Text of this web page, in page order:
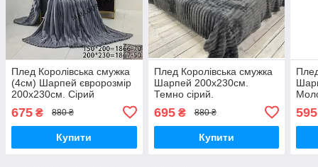
Плед Королівська смужка
(4см) Шарпей євророзмір
200х230см. Сірий
675 ₴ 880 ₴
Купити
Плед Королівська смужка
Шарпей 200х230см.
Темно сірий.
695₴ 880 ₴
Купити
595